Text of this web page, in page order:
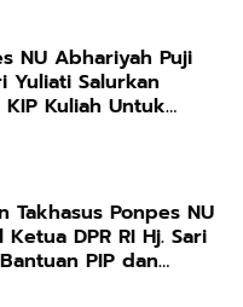
NU Abhariyah Puji
Salurkan
Kuliah Untuk
Takhasus Ponpes NU
PIP dan